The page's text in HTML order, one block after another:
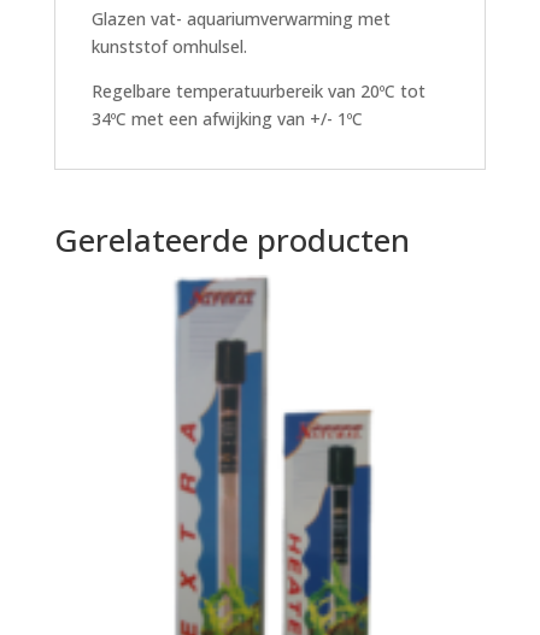
Glazen vat- aquariumverwarming met
kunststof omhulsel.
Regelbare temperatuurbereik van 20ºC tot
34ºC met een afwijking van +/- 1ºC
Gerelateerde producten